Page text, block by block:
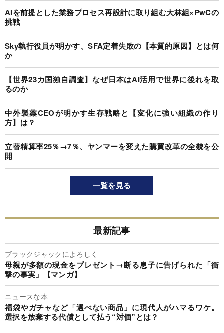
AIを前提とした業務プロセス再設計に取り組む大林組×PwCの
挑戦
Sky執行役員が明かす、SFA定着失敗の【本質的原因】とは何
か
【世界23カ国独自調査】なぜ日本はAI活用で世界に後れを取
るのか
中外製薬CEOが明かす生存戦略と【変化に強い組織の作り
方】は？
立替精算率25％→7％、ヤンマーを変えた購買改革の全貌を公
開
一覧を見る
最新記事
ブラックジャックによろしく
母親が多額の現金をプレゼント→断る息子に告げられた「衝
撃の事実」【マンガ】
ニュースな本
福袋やガチャなど「選べない商品」に現代人がハマるワケ。
選択を放棄する代償として払う“対価”とは？